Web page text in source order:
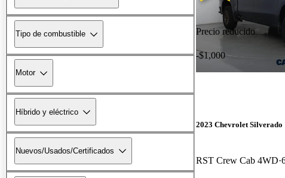
Tipo de combustible
Motor
Híbrido y eléctrico
Nuevos/Usados/Certificados
Precio reducido
-$1,000
2023 Chevrolet Silverado
RST Crew Cab 4WD